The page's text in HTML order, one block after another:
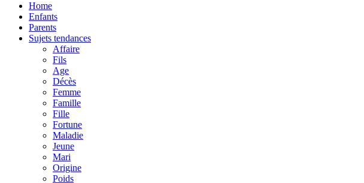
Home
Enfants
Parents
Sujets tendances
Affaire
Fils
Age
Décès
Femme
Famille
Fille
Fortune
Maladie
Jeune
Mari
Origine
Poids